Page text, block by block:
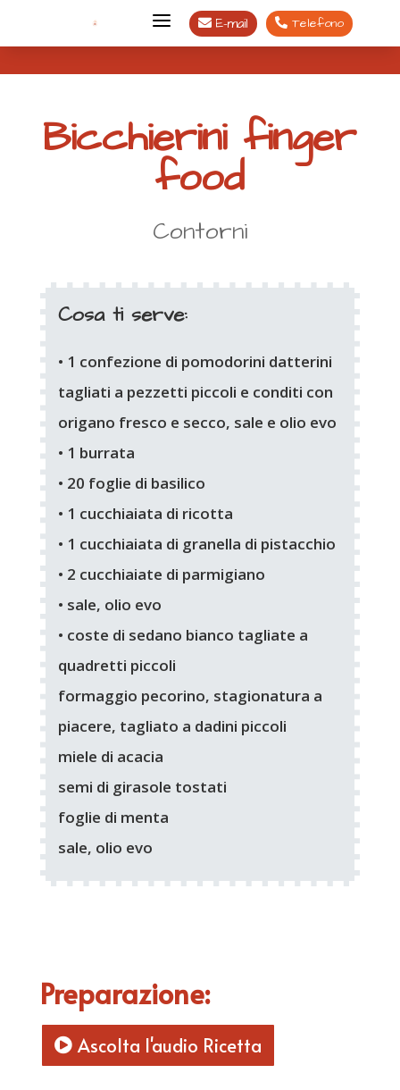
a  E-mail  Telefono
Bicchierini finger
food
Contorni
Cosa ti serve:
• 1 confezione di pomodorini datterini
tagliati a pezzetti piccoli e conditi con
origano fresco e secco, sale e olio evo
• 1 burrata
• 20 foglie di basilico
• 1 cucchiaiata di ricotta
• 1 cucchiaiata di granella di pistacchio
• 2 cucchiaiate di parmigiano
• sale, olio evo
• coste di sedano bianco tagliate a
quadretti piccoli
formaggio pecorino, stagionatura a
piacere, tagliato a dadini piccoli
miele di acacia
semi di girasole tostati
foglie di menta
sale, olio evo
Preparazione:
Ascolta l'audio Ricetta